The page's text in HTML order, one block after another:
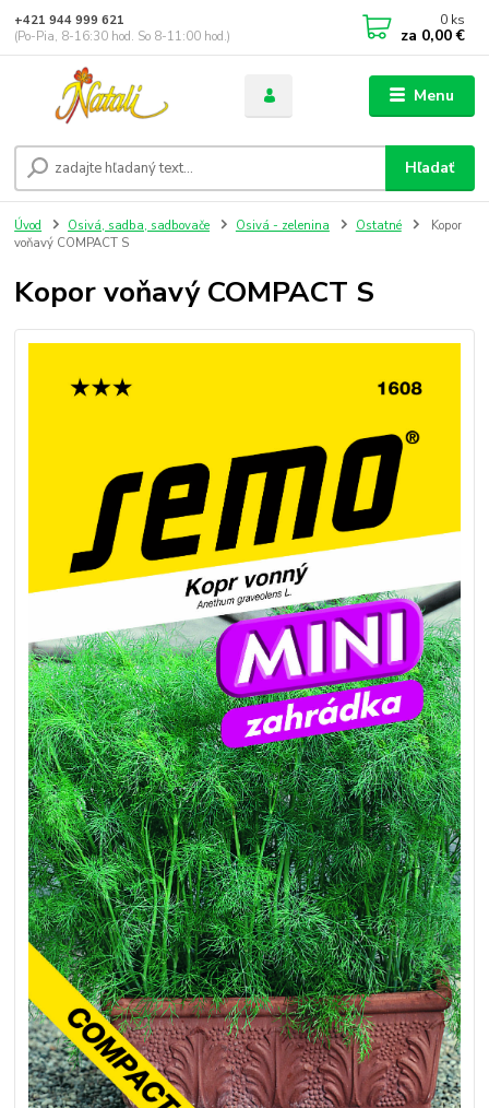
Menu
Hľadať
+421 944 999 621
(Po-Pia, 8-16:30 hod. So 8-11:00 hod.)
0 ks
za 0,00 €
Úvod Osivá, sadba, sadbovače Osivá - zelenina Ostatné
Kopor
voňavý COMPACT S
Kopor voňavý COMPACT S